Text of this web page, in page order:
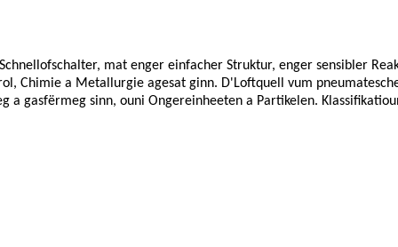
mat enger einfacher Struktur, enger sensibler
Chimie a Metallurgie agesat ginn. D'Loftquell vum
a gasfërmeg sinn, ouni Ongereinheeten a Partikelen.